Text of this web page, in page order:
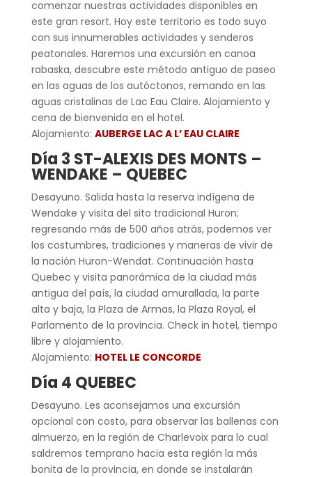
comenzar nuestras actividades disponibles en
este gran resort. Hoy este territorio es todo suyo
con sus innumerables actividades y senderos
peatonales. Haremos una excursión en canoa
rabaska, descubre este método antiguo de paseo
en las aguas de los autóctonos, remando en las
aguas cristalinas de Lac Eau Claire. Alojamiento y
cena de bienvenida en el hotel.
Alojamiento: AUBERGE LAC A L’ EAU CLAIRE
Día 3 ST-ALEXIS DES MONTS –
WENDAKE – QUEBEC
Desayuno. Salida hasta la reserva indígena de
Wendake y visita del sito tradicional Huron;
regresando más de 500 años atrás, podemos ver
los costumbres, tradiciones y maneras de vivir de
la nación Huron-Wendat. Continuación hasta
Quebec y visita panorámica de la ciudad más
antigua del país, la ciudad amurallada, la parte
alta y baja, la Plaza de Armas, la Plaza Royal, el
Parlamento de la provincia. Check in hotel, tiempo
libre y alojamiento.
Alojamiento: HOTEL LE CONCORDE
Día 4 QUEBEC
Desayuno. Les aconsejamos una excursión
opcional con costo, para observar las ballenas con
almuerzo, en la región de Charlevoix para lo cual
saldremos temprano hacia esta región la más
bonita de la provincia, en donde se instalarán